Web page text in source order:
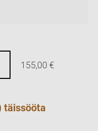
155,00 €
täissööta